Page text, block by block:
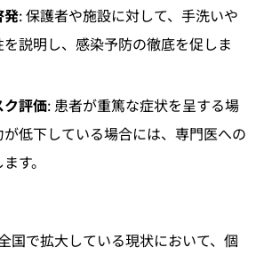
発: 保護者や施設に対して、手洗いや
説明し、感染予防の徹底を促しま
ク評価: 患者が重篤な症状を呈する場
低下している場合には、専門医への
す。
国で拡大している現状において、個